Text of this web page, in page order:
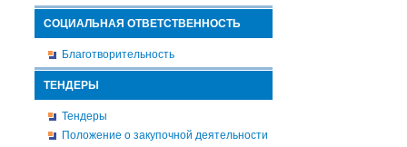
СОЦИАЛЬНАЯ ОТВЕТСТВЕННОСТЬ
Благотворительность
ТЕНДЕРЫ
Тендеры
Положение о закупочной деятельности